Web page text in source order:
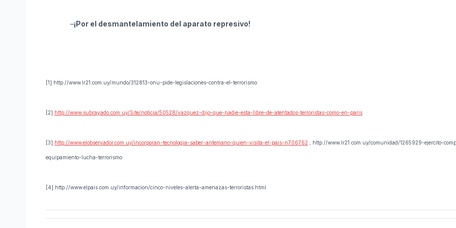
–¡Por el desmantelamiento del aparato represivo!
[1] http://www.lr21.com.uy/mundo/312813-onu-pide-legislaciones-contra-el-terrorismo
[2] http://www.subrayado.com.uy/Site/noticia/50528/vazquez-dijo-que-nadie-esta-libre-de-atentados-terroristas-como-en-paris
[3] http://www.elobservador.com.uy/incorporan-tecnologia-saber-antemano-quien-visita-el-pais-n706762 ; http://www.lr21.com.uy/comunidad/1265929-ejercito-
equipamiento-lucha-terrorismo
[4] http://www.elpais.com.uy/informacion/cinco-niveles-alerta-amenazas-terroristas.html